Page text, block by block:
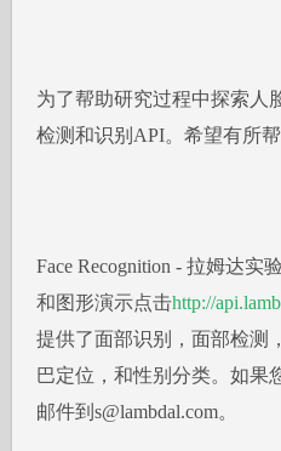
为了帮助研究过程中探索人
检测和识别API。希望有所
Face Recognition - 拉姆达
和图形演示点击http://
提供了面部识别，面部检测
巴定位，和性别分类。如果
邮件到s@lambdal.com。